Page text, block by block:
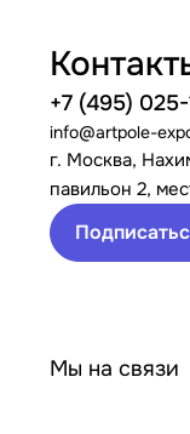
+7 (495)
info@artpole-
г. Москва,
павильон 2,
Мы на связи